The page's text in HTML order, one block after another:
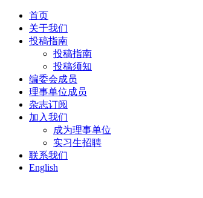
首页
关于我们
投稿指南
投稿指南
投稿须知
编委会成员
理事单位成员
杂志订阅
加入我们
成为理事单位
实习生招聘
联系我们
English